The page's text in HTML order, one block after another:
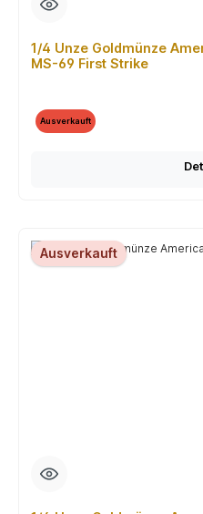
1/4 Unze Goldmünze
MS-69 First Strike
Ausverkauft
Ausverkauft